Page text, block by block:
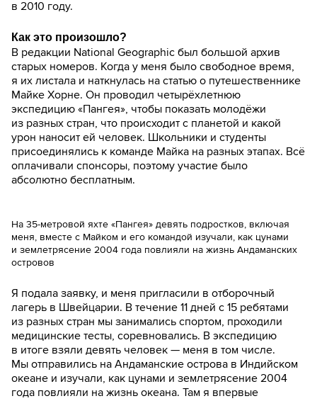
в 2010 году.
Как это произошло?
В редакции National Geographic был большой архив
старых номеров. Когда у меня было свободное время,
я их листала и наткнулась на статью о путешественнике
Майке Хорне. Он проводил четырёхлетнюю
экспедицию «Пангея», чтобы показать молодёжи
из разных стран, что происходит с планетой и какой
урон наносит ей человек. Школьники и студенты
присоединялись к команде Майка на разных этапах. Всё
оплачивали спонсоры, поэтому участие было
абсолютно бесплатным.
На 35-метровой яхте «Пангея» девять подростков, включая
меня, вместе с Майком и его командой изучали, как цунами
и землетрясение 2004 года повлияли на жизнь Андаманских
островов
Я подала заявку, и меня пригласили в отборочный
лагерь в Швейцарии. В течение 11 дней с 15 ребятами
из разных стран мы занимались спортом, проходили
медицинские тесты, соревновались. В экспедицию
в итоге взяли девять человек — меня в том числе.
Мы отправились на Андаманские острова в Индийском
океане и изучали, как цунами и землетрясение 2004
года повлияли на жизнь океана. Там я впервые